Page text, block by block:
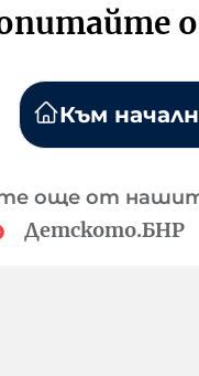
Към
още от
Детското.БНР